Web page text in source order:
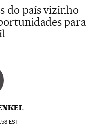
do país vizinho
para
EST